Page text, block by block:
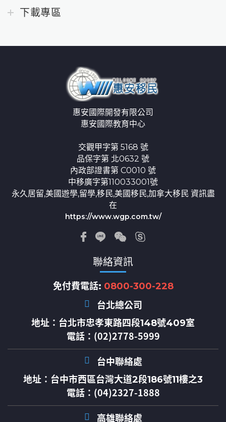
下載專區
惠安國際開發有限公司
惠安國際教育中心
交觀甲字第 5168 號
品保字第 北0632 號
內政部證書第 C0010 號
中移廣字第110033001號
永久居留,美國遊學,留學,移民,美國移民,加拿大移民 資訊盡
在
https://www.wgp.com.tw/
聯絡資訊
免付費電話: 0800-300-228
台北總公司
地址： 台北市忠孝東路四段148號409室
電話：(02)2778-5999
台中聯絡處
地址： 台中市西區台灣大道2段186號11樓之3
電話：(04)2327-1888
高雄聯絡處